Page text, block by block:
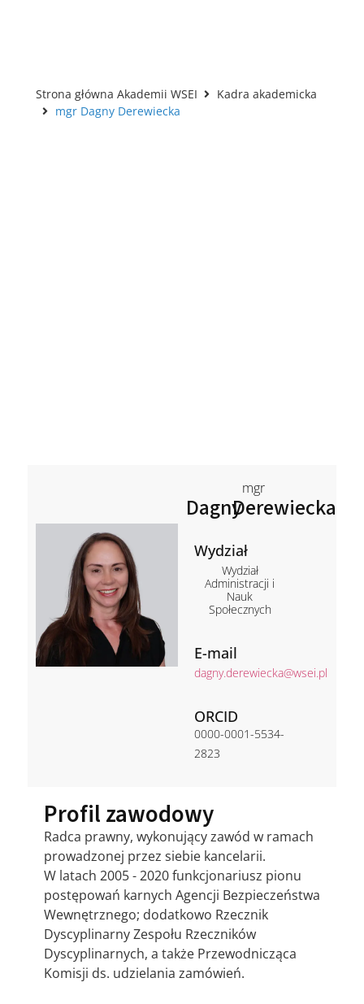
Strona główna Akademii WSEI
Kadra akademicka
mgr Dagny Derewiecka
mgr
DagnyDerewiecka
Wydział
Wydział
Administracji i
Nauk
Społecznych
E-mail
dagny.derewiecka@wsei.pl
ORCID
0000-0001-5534-
2823
Profil zawodowy
Radca prawny, wykonujący zawód w ramach
prowadzonej przez siebie kancelarii.
W latach 2005 - 2020 funkcjonariusz pionu
postępowań karnych Agencji Bezpieczeństwa
Wewnętrznego; dodatkowo Rzecznik
Dyscyplinarny Zespołu Rzeczników
Dyscyplinarnych, a także Przewodnicząca
Komisji ds. udzielania zamówień.